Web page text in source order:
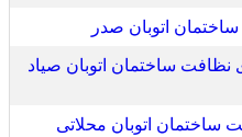
اتوبان صدر
نظافت ساختمان اتوبان صیاد
ساختمان اتوبان محلاتی